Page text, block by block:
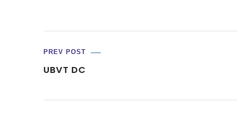
PREV POST
UBVT DC